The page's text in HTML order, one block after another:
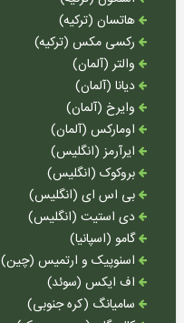
لوازم
کوهنوردی
هاتسان (ترکیه)
رکسی مکس (ترکیه)
والتر (آلمان)
دیانا (آلمان)
وایرخ (آلمان)
اومارکس (آلمان)
ایرآرمز (انگلیس)
بروکوک (انگلیس)
بی اس ای (انگلیس)
دی استیت (انگلیس)
گامو (اسپانیا)
اسنوپیک و ارتمیس (چین)
اف ایکس (سوئد)
سامیانگ (کره جنوبی)